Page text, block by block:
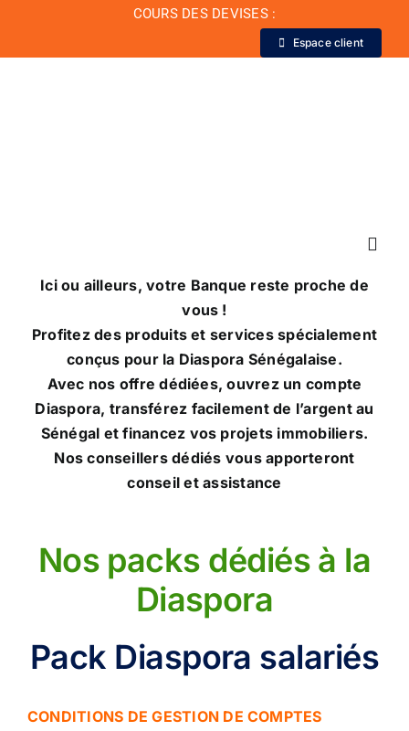
contenu
COURS DES DEVISES :
Espace client
Actualité
Conseil de conformité
Diaspora
Ici ou ailleurs, votre Banque reste proche de
vous !
Profitez des produits et services spécialement
conçus pour la Diaspora Sénégalaise.
Avec nos offre dédiées, ouvrez un compte
Diaspora, transférez facilement de l’argent au
Sénégal et financez vos projets immobiliers.
Nos conseillers dédiés vous apporteront
conseil et assistance
Nos packs dédiés à la
Diaspora
Pack Diaspora salariés
CONDITIONS DE GESTION DE COMPTES